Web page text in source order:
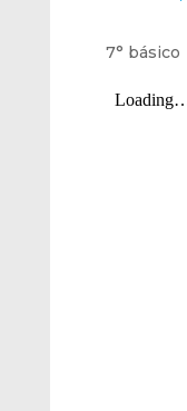
7° básico